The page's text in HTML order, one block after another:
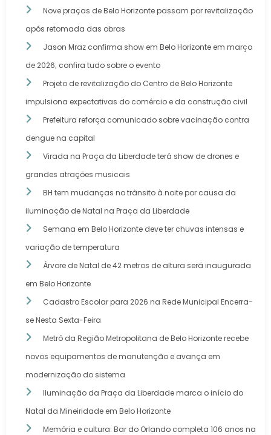
Nove praças de Belo Horizonte passam por revitalização
após retomada das obras
Jason Mraz confirma show em Belo Horizonte em março
de 2026; confira tudo sobre o evento
Projeto de revitalização do Centro de Belo Horizonte
impulsiona expectativas do comércio e da construção civil
Prefeitura reforça comunicado sobre vacinação contra
dengue na capital
Virada na Praça da Liberdade terá show de drones e
grandes atrações musicais
BH tem mudanças no trânsito à noite por causa da
iluminação de Natal na Praça da Liberdade
Semana em Belo Horizonte deve ter chuvas intensas e
variação de temperatura
Árvore de Natal de 42 metros de altura será inaugurada
em Belo Horizonte
Cadastro Escolar para 2026 na Rede Municipal Encerra-
se Nesta Sexta-Feira
Metrô da Região Metropolitana de Belo Horizonte recebe
novos equipamentos de manutenção e avança em
modernização do sistema
Iluminação da Praça da Liberdade marca o início do
Natal da Mineiridade em Belo Horizonte
Memória e cultura: Bar do Orlando completa 106 anos na